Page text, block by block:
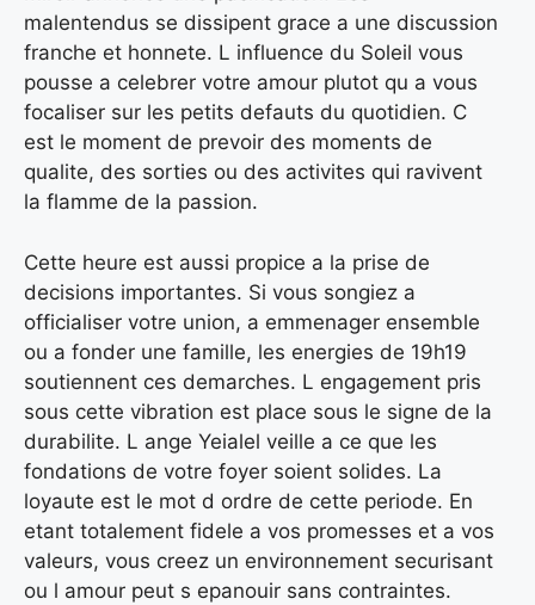
malentendus se dissipent grace a une discussion
franche et honnete. L influence du Soleil vous
pousse a celebrer votre amour plutot qu a vous
focaliser sur les petits defauts du quotidien. C
est le moment de prevoir des moments de
qualite, des sorties ou des activites qui ravivent
la flamme de la passion.
Cette heure est aussi propice a la prise de
decisions importantes. Si vous songiez a
officialiser votre union, a emmenager ensemble
ou a fonder une famille, les energies de 19h19
soutiennent ces demarches. L engagement pris
sous cette vibration est place sous le signe de la
durabilite. L ange Yeialel veille a ce que les
fondations de votre foyer soient solides. La
loyaute est le mot d ordre de cette periode. En
etant totalement fidele a vos promesses et a vos
valeurs, vous creez un environnement securisant
ou l amour peut s epanouir sans contraintes.